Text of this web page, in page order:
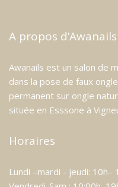
A propos d’Awanails
Awanails est un salon de
dans la pose de faux
permanent sur ongle
située en Esssone à
Horaires
Lundi –mardi - jeudi: 10h–